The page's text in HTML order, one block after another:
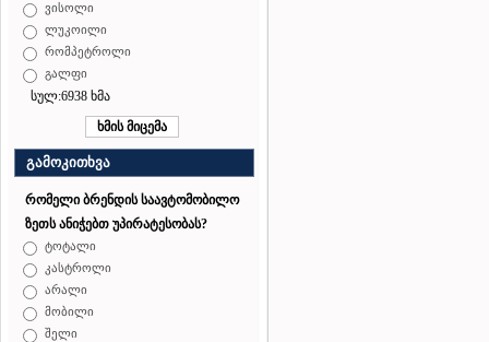
ვისოლი
ლუკოილი
რომპეტროლი
გალფი
სულ:6938 ხმა
გამოკითხვა
რომელი ბრენდის საავტომობილო
ზეთს ანიჭებთ უპირატესობას?
ტოტალი
კასტროლი
არალი
მობილი
შელი